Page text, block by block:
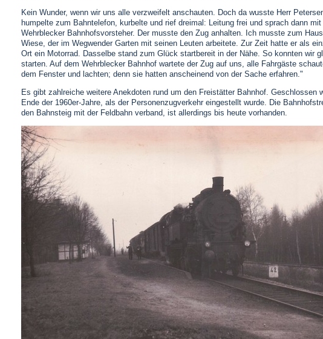
Kein Wunder, wenn wir uns alle verzweifelt anschauten. Doch da wusste Herr
humpelte zum Bahntelefon, kurbelte und rief dreimal: Leitung frei und sprach dann mit
Wehrblecker Bahnhofsvorsteher. Der musste den Zug anhalten. Ich musste zum
Wiese, der im Wegwender Garten mit seinen Leuten arbeitete. Zur Zeit hatte er als
Ort ein Motorrad. Dasselbe stand zum Glück startbereit in der Nähe. So konnten wir
starten. Auf dem Wehrblecker Bahnhof wartete der Zug auf uns, alle Fahrgäste
dem Fenster und lachten; denn sie hatten anscheinend von der Sache erfahren."
Es gibt zahlreiche weitere Anekdoten rund um den Freistätter Bahnhof. Geschlossen
Ende der 1960er-Jahre, als der Personenzugverkehr eingestellt wurde. Die
den Bahnsteig mit der Feldbahn verband, ist allerdings bis heute vorhanden.